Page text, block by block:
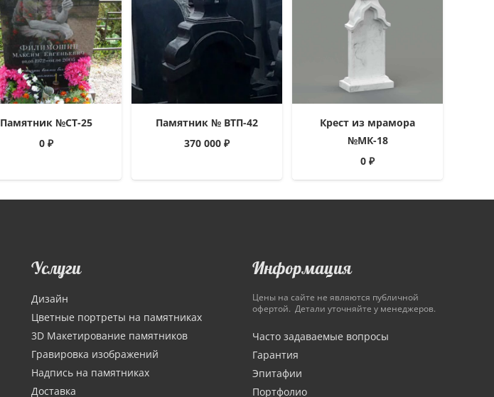
Памятник №СТ-25
0₽
Памятник № ВТП-42
370 000₽
Крест из мрамора
№МК-18
0₽
Услуги
Дизайн
Цветные портреты на памятниках
3D Макетирование памятников
Гравировка изображений
Надпись на памятниках
Доставка
Информация
Цены на сайте не являются публичной
офертой. Детали уточняйте у менеджеров.
Часто задаваемые вопросы
Гарантия
Эпитафии
Портфолио